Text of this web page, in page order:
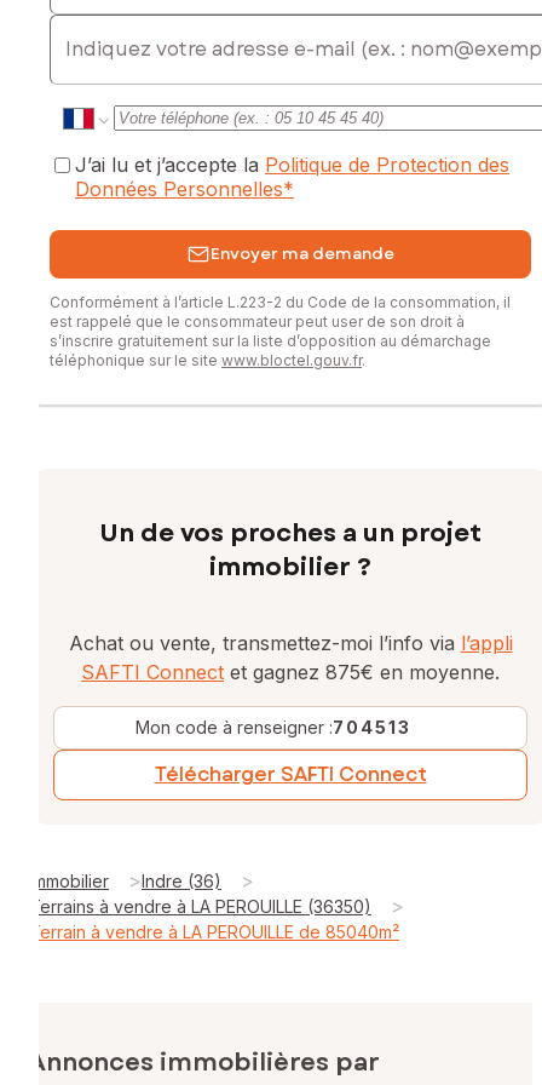
E-mail
J’ai lu et j’accepte la Politique de Protection des
Données Personnelles*
Envoyer ma demande
Conformément à l’article L.223-2 du Code de la consommation, il
est rappelé que le consommateur peut user de son droit à
s’inscrire gratuitement sur la liste d’opposition au démarchage
téléphonique sur le site www.bloctel.gouv.fr.
Un de vos proches a un projet
immobilier ?
Achat ou vente, transmettez-moi l’info via l’appli
SAFTI Connect et gagnez 875€ en moyenne.
Mon code à renseigner :704513
Télécharger SAFTI Connect
Immobilier >Indre (36) >
Terrains à vendre à LA PEROUILLE (36350) >
Terrain à vendre à LA PEROUILLE de 85040m²
Annonces immobilières par